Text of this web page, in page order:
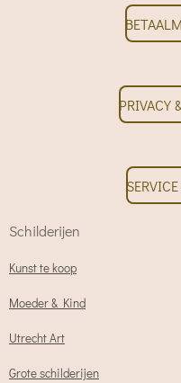
PRIVACY
Schilderijen
Kunst te koop
Moeder & Kind
Utrecht Art
Grote schilderijen